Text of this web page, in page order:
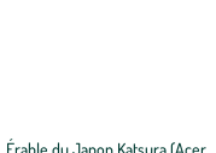
Érable du Japon Katsura (Acer